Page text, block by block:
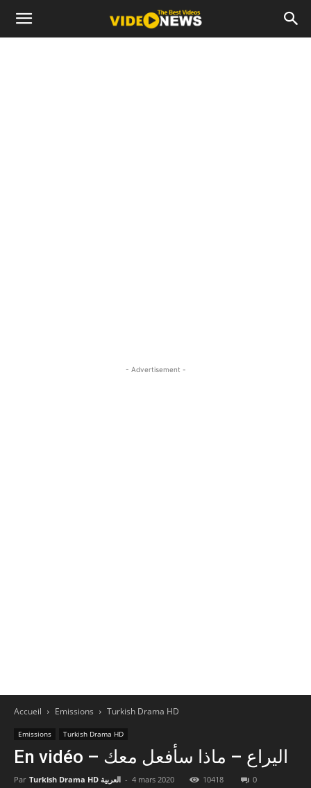
- Advertisement -
Accueil Emissions Turkish Drama HD
Emissions Turkish Drama HD
En vidéo – اليراع – ماذا سأفعل معك
Par Turkish Drama HD العربية - 4 mars 2020 10418 0